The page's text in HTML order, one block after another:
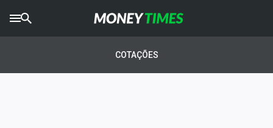
AGROTIMES
COTAÇÕES